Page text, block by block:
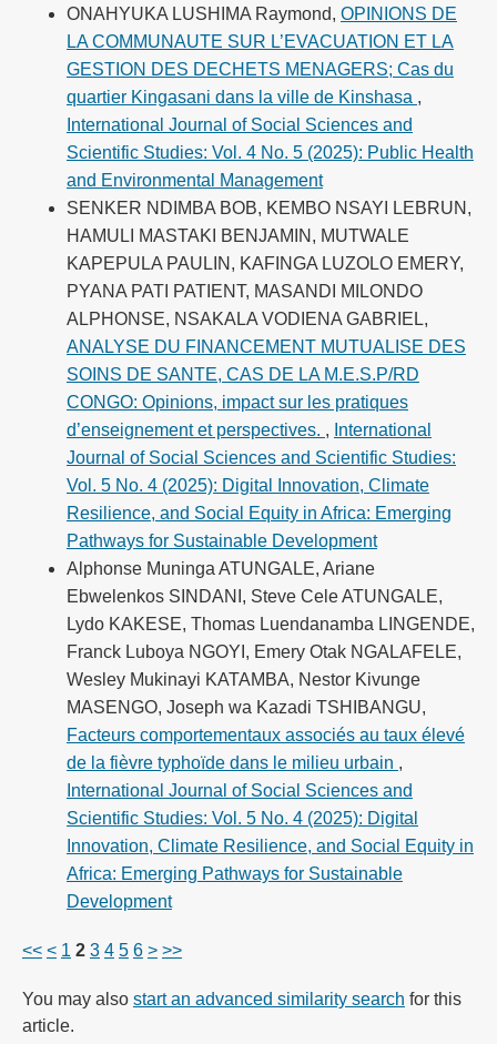
ONAHYUKA LUSHIMA Raymond, OPINIONS DE
LA COMMUNAUTE SUR L’EVACUATION ET LA
GESTION DES DECHETS MENAGERS; Cas du
quartier Kingasani dans la ville de Kinshasa ,
International Journal of Social Sciences and
Scientific Studies: Vol. 4 No. 5 (2025): Public Health
and Environmental Management
SENKER NDIMBA BOB, KEMBO NSAYI LEBRUN,
HAMULI MASTAKI BENJAMIN, MUTWALE
KAPEPULA PAULIN, KAFINGA LUZOLO EMERY,
PYANA PATI PATIENT, MASANDI MILONDO
ALPHONSE, NSAKALA VODIENA GABRIEL,
ANALYSE DU FINANCEMENT MUTUALISE DES
SOINS DE SANTE, CAS DE LA M.E.S.P/RD
CONGO: Opinions, impact sur les pratiques
d’enseignement et perspectives. , International
Journal of Social Sciences and Scientific Studies:
Vol. 5 No. 4 (2025): Digital Innovation, Climate
Resilience, and Social Equity in Africa: Emerging
Pathways for Sustainable Development
Alphonse Muninga ATUNGALE, Ariane
Ebwelenkos SINDANI, Steve Cele ATUNGALE,
Lydo KAKESE, Thomas Luendanamba LINGENDE,
Franck Luboya NGOYI, Emery Otak NGALAFELE,
Wesley Mukinayi KATAMBA, Nestor Kivunge
MASENGO, Joseph wa Kazadi TSHIBANGU,
Facteurs comportementaux associés au taux élevé
de la fièvre typhoïde dans le milieu urbain ,
International Journal of Social Sciences and
Scientific Studies: Vol. 5 No. 4 (2025): Digital
Innovation, Climate Resilience, and Social Equity in
Africa: Emerging Pathways for Sustainable
Development
<< < 1 2 3 4 5 6 > >>
You may also start an advanced similarity search for this
article.